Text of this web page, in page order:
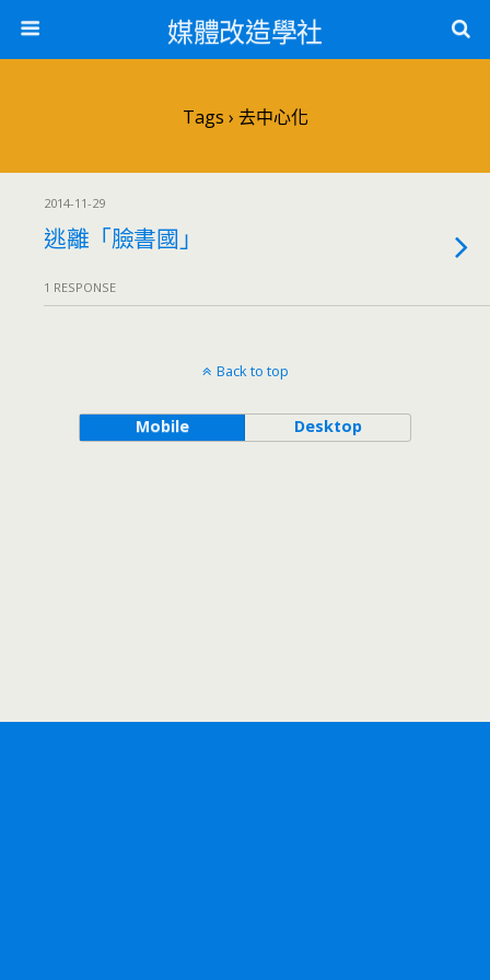
媒體改造學社
Tags › 去中心化
2014-11-29
逃離「臉書國」
1 RESPONSE
Back to top
Mobile Desktop